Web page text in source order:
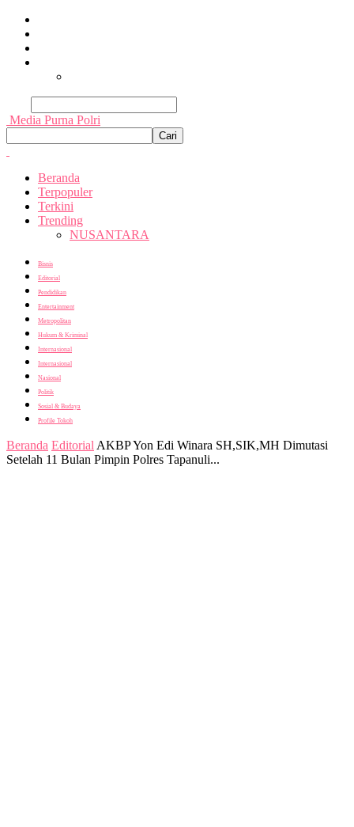
Media Purna Polri
Beranda
Terpopuler
Terkini
Trending
NUSANTARA
Bisnis
Editorial
Pendidikan
Entertainment
Metropolitan
Hukum & Kriminal
Internasional
Internasional
Nasional
Politik
Sosial & Budaya
Profile Tokoh
Beranda Editorial AKBP Yon Edi Winara SH,SIK,MH Dimutasi
Setelah 11 Bulan Pimpin Polres Tapanuli...